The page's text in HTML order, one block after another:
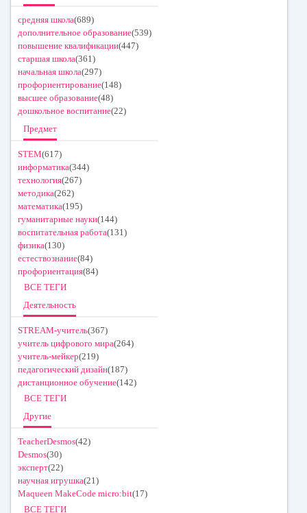
средняя школа(689)
дополнительное образование(539)
повышение квалификации(447)
старшая школа(361)
начальная школа(297)
профориентирование(148)
высшее образование(48)
дошкольное воспитание(22)
Предмет
STEM(617)
информатика(344)
технология(267)
методика(262)
математика(195)
гуманитарные науки(144)
воспитательная работа(131)
физика(130)
естествознание(84)
профориентация(84)
ВСЕ ТЕГИ
Деятельность
STREAM-учитель(367)
учитель цифрового мира(264)
учитель-мейкер(219)
педагогический дизайн(187)
дистанционное обучение(142)
ВСЕ ТЕГИ
Другие
TeacherDesmos(42)
Desmos(30)
эксперт(22)
научная игрушка(21)
Maqueen MakeCode micro:bit(17)
ВСЕ ТЕГИ